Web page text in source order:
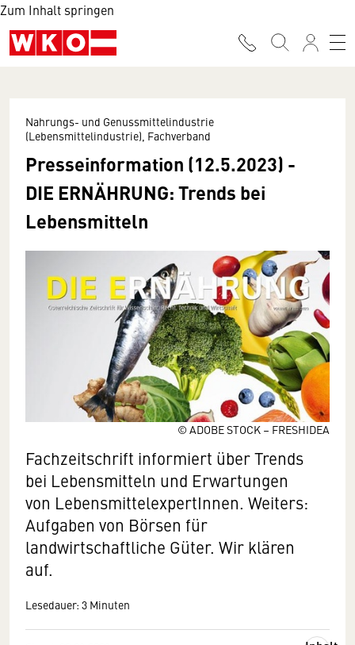
Zum Inhalt springen
© ADOBE STOCK – FRESHIDEA
Nahrungs- und Genussmittelindustrie
(Lebensmittelindustrie), Fachverband
Presseinformation (12.5.2023) -
DIE ERNÄHRUNG: Trends bei
Lebensmitteln
Fachzeitschrift informiert über Trends
bei Lebensmitteln und Erwartungen
von LebensmittelexpertInnen. Weiters:
Aufgaben von Börsen für
landwirtschaftliche Güter. Wir klären
auf.
Lesedauer: 3 Minuten